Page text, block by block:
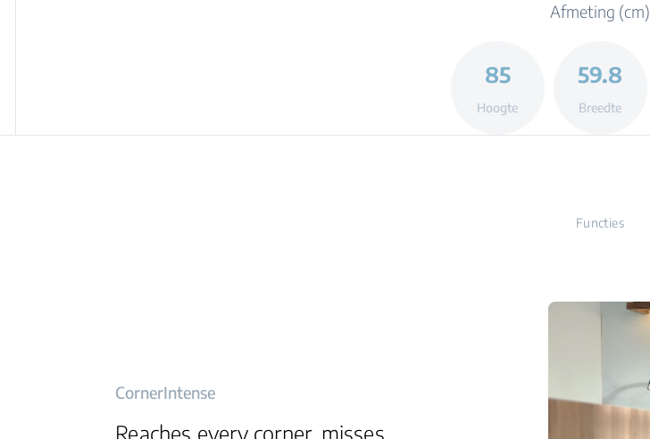
Afmeting (cm)
85
Hoogte
59.8
Breedte
Functies
CornerIntense
Reaches every corner, misses